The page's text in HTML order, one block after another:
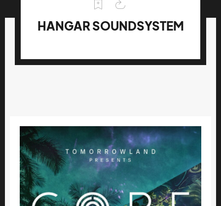
HANGAR SOUNDSYSTEM